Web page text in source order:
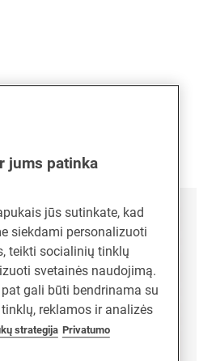
Langų
jums patinka
jūs sutinkate, kad
siekdami personalizuoti
teikti socialinių tinklų
svetainės naudojimą.
gali būti bendrinama su
reklamos ir analizės
strategija Privatumo